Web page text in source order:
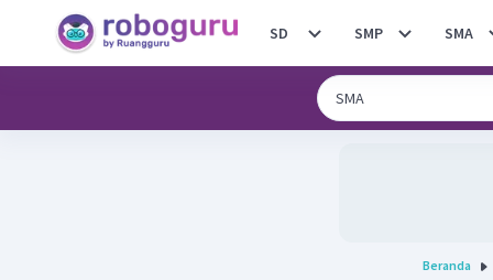
SD SMP SMA
Beranda